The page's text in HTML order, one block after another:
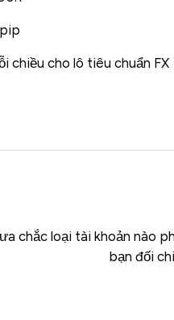
chiều cho lô tiêu chuẩn FX
chắc loại tài khoản nào
bạn đối